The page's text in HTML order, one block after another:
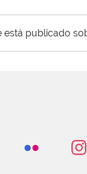
publicado